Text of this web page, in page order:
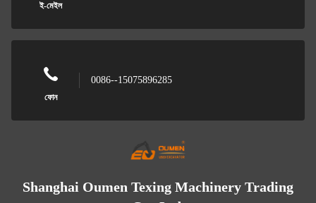
ই-মেইল
ফোন
0086--15075896285
Shanghai Oumen Texing Machinery Trading